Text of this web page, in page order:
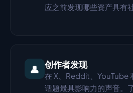
应之前发现哪些资产具有
👤 创作者发现
在 X、Reddit、YouTube
话题最具影响力的声音。